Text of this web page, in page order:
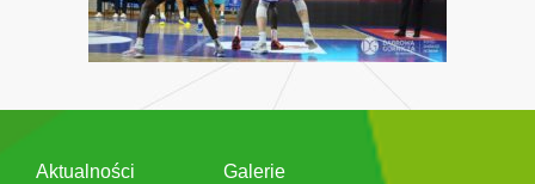
Aktualności
Galerie